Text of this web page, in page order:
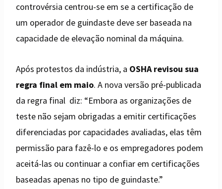
controvérsia centrou-se em se a certificação de
um operador de guindaste deve ser baseada na
capacidade de elevação nominal da máquina.
Após protestos da indústria, a OSHA revisou sua
regra final em maio. A nova versão pré-publicada
da regra final diz: “Embora as organizações de
teste não sejam obrigadas a emitir certificações
diferenciadas por capacidades avaliadas, elas têm
permissão para fazê-lo e os empregadores podem
aceitá-las ou continuar a confiar em certificações
baseadas apenas no tipo de guindaste.”